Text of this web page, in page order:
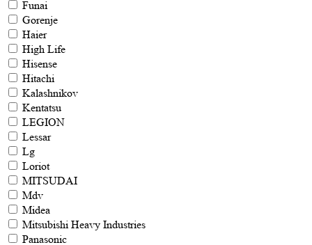
Funai
Gorenje
Haier
High Life
Hisense
Hitachi
Kalashnikov
Kentatsu
LEGION
Lessar
Lg
Loriot
MITSUDAI
Mdv
Midea
Mitsubishi Heavy Industries
Panasonic